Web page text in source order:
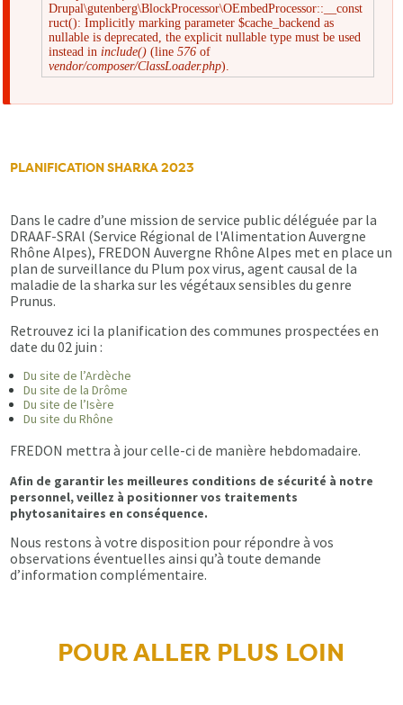
Message
d'erreur
Drupal\gutenberg\BlockProcessor\OEmbedProcessor::__const
ruct(): Implicitly marking parameter $cache_backend as
nullable is deprecated, the explicit nullable type must be used
instead in include() (line576 of
vendor/composer/ClassLoader.php).
PLANIFICATION SHARKA 2023
Dans le cadre d’une mission de service public déléguée par la
DRAAF-SRAl (Service Régional de l'Alimentation Auvergne
Rhône Alpes), FREDON Auvergne Rhône Alpes met en place un
plan de surveillance du Plum pox virus, agent causal de la
maladie de la sharka sur les végétaux sensibles du genre
Prunus.
Retrouvez ici la planification des communes prospectées en
date du 02 juin :
Du site de l’Ardèche
Du site de la Drôme
Du site de l’Isère
Du site du Rhône
FREDON mettra à jour celle-ci de manière hebdomadaire.
Afin de garantir les meilleures conditions de sécurité à notre
personnel, veillez à positionner vos traitements
phytosanitaires en conséquence.
Nous restons à votre disposition pour répondre à vos
observations éventuelles ainsi qu’à toute demande
d’information complémentaire.
POUR ALLER PLUS LOIN